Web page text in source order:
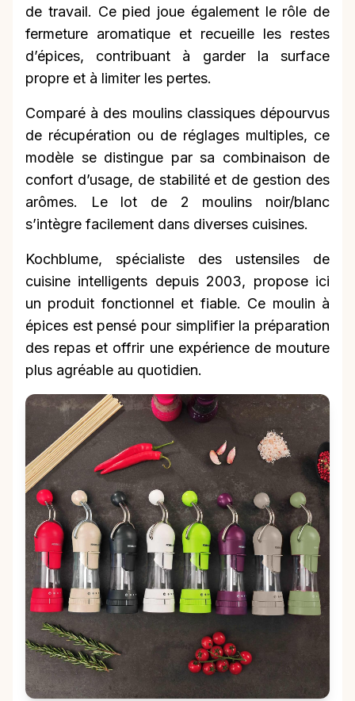
de travail. Ce pied joue également le rôle de
fermeture aromatique et recueille les restes
d’épices, contribuant à garder la surface
propre et à limiter les pertes.
Comparé à des moulins classiques dépourvus
de récupération ou de réglages multiples, ce
modèle se distingue par sa combinaison de
confort d’usage, de stabilité et de gestion des
arômes. Le lot de 2 moulins noir/blanc
s’intègre facilement dans diverses cuisines.
Kochblume, spécialiste des ustensiles de
cuisine intelligents depuis 2003, propose ici
un produit fonctionnel et fiable. Ce moulin à
épices est pensé pour simplifier la préparation
des repas et offrir une expérience de mouture
plus agréable au quotidien.